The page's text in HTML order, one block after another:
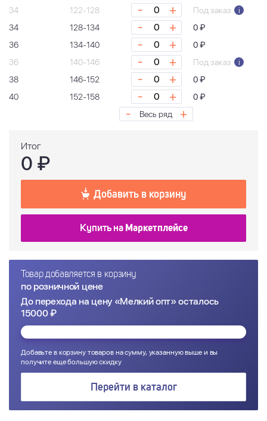
34
122-128 - + Под заказ
i
34
128-134 - +
0 ₽
36
134-140 - +
0 ₽
36
140-146 - + Под заказ
i
38
146-152 - +
0 ₽
40
152-158 - + 0 ₽
- Весь ряд +
Итог
0 ₽
Добавить в корзину
Купить на Маркетплейсе
Товар добавляется в корзину
по розничной цене
До перехода на цену «Мелкий опт» осталось
15000 ₽
Добавьте в корзину товаров на сумму, указанную выше и вы
получите еще большую скидку
Перейти в каталог